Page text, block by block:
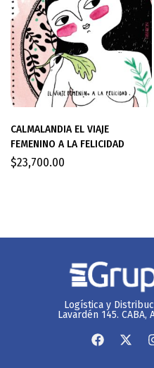
CALMALANDIA EL VIAJE
FEMENINO A LA FELICIDAD
$23,700.00
Logística y
Lavardén 145. CABA,